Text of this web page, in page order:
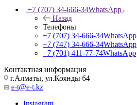
+7 (707) 34-666-34WhatsApp
Назад
Телефоны
+7 (707) 34-666-34WhatsApp
+7 (747) 34-666-34WhatsApp
+7 (701) 411-77-74WhatsApp
Контактная информация
г.Алматы, ул.Коянды 64
e-t@e-t.kz
Instagram